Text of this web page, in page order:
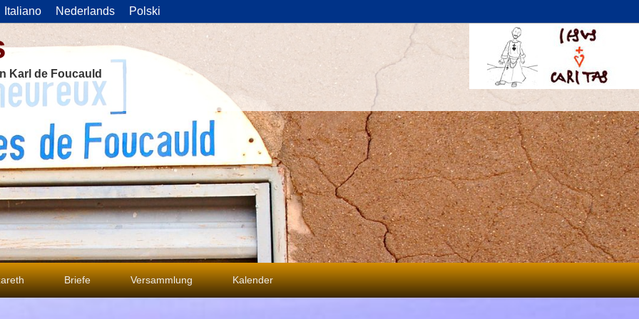
Italiano Nederlands Polski
Karl de Foucauld
Briefe Versammlung Kalender